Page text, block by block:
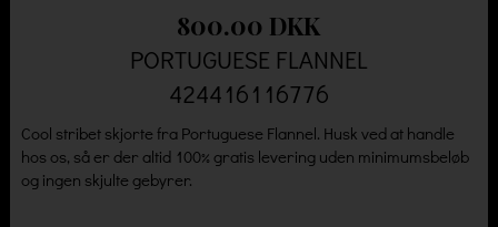
800.00 DKK
PORTUGUESE FLANNEL
424416116776
Cool stribet skjorte fra Portuguese Flannel. Husk ved at handle
hos os, så er der altid 100% gratis levering uden minimumsbeløb
og ingen skjulte gebyrer.